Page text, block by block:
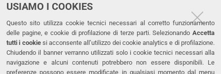
USIAMO I COOKIES
Questo sito utilizza cookie tecnici necessari al corretto funzionamento
delle pagine, e cookie di profilazione di terze parti. Selezionando Accetta
tutti i cookiesi acconsente all’utilizzo dei cookie analytics e di profilazione.
Chiudendo il banner verranno utilizzati solo i cookie tecnici necessari alla
navigazione e alcuni contenuti potrebbero non essere disponibili. Le
preferenze possono essere modificate in qualsiasi momento dal menu
CONTATTI
Tel. +39 0532 293111
Fax. +39 0532 293031
PEC